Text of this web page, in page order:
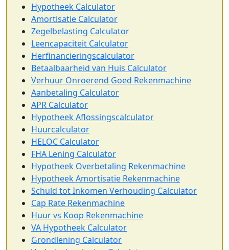
Hypotheek Calculator
Amortisatie Calculator
Zegelbelasting Calculator
Leencapaciteit Calculator
Herfinancieringscalculator
Betaalbaarheid van Huis Calculator
Verhuur Onroerend Goed Rekenmachine
Aanbetaling Calculator
APR Calculator
Hypotheek Aflossingscalculator
Huurcalculator
HELOC Calculator
FHA Lening Calculator
Hypotheek Overbetaling Rekenmachine
Hypotheek Amortisatie Rekenmachine
Schuld tot Inkomen Verhouding Calculator
Cap Rate Rekenmachine
Huur vs Koop Rekenmachine
VA Hypotheek Calculator
Grondlening Calculator